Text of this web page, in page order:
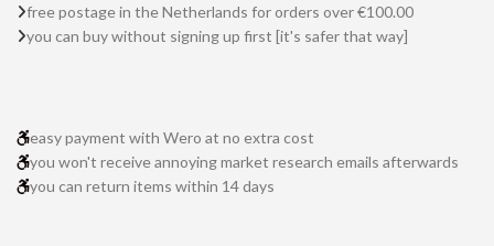
free postage in the Netherlands for orders over €100.00
you can buy without signing up first [it's safer that way]
easy payment with Wero at no extra cost
you won't receive annoying market research emails afterwards
you can return items within 14 days